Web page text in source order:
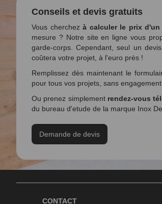
Conseils et devis gratuits
Vous cherchez à calculer le prix d'un
mesure ? Notre site en ligne vous
garde-corps. Cependant, seul un
coûtera votre projet, à l'euro près !
Remplissez dès maintenant le
pour tous vos projets, sans
Ou prenez simplement rendez-vous
du bureau d'etude de la marque Inox
Demande de devis
CONTACT